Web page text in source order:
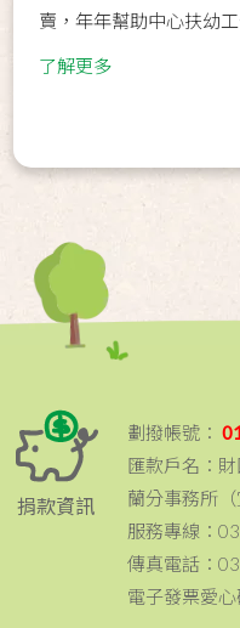
賣，年年幫助中心扶幼工
了解更多
捐款資訊
劃撥帳號：
匯款戶名：
蘭分事務所（
服務專線：
傳真電話：
電子發票愛